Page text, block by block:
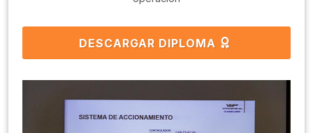
DESCARGAR DIPLOMA